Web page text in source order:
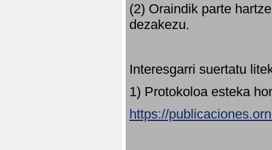
(2) Oraindik parte
dezakezu.
Interesgarri suertatu
1) Protokoloa esteka
https://